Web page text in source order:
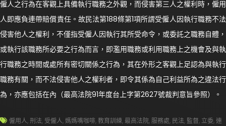
僱人之行為在客觀上具備執行職務之外觀，而侵害第三人之權利時，僱用
人即應負連帶賠償責任。故民法第188條第1項所謂受僱人因執行職務不法
侵害他人之權利，不僅指受僱人因執行其所受命令，或委託之職務自體，
或執行該職務所必要之行為而言，即濫用職務或利用職務上之機會及與執
行職務之時間或處所有密切關係之行為，其在外形之客觀上足認為與執行
職務有關，而不法侵害他人之權利者，即令其係為自己利益所為之違法行
為，亦應包括在內（最高法院91年度台上字第2627號裁判意旨參照）。
僱用人,刑法, 受僱人,媽媽嘴咖啡,教育訓練,最高法院,服務處, 民法, 監督,立委,連